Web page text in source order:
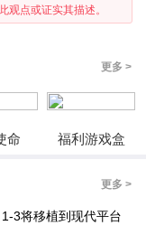
观点或证实其描述。
更多 >
命 福利游戏盒
更多 >
3将移植到现代平台